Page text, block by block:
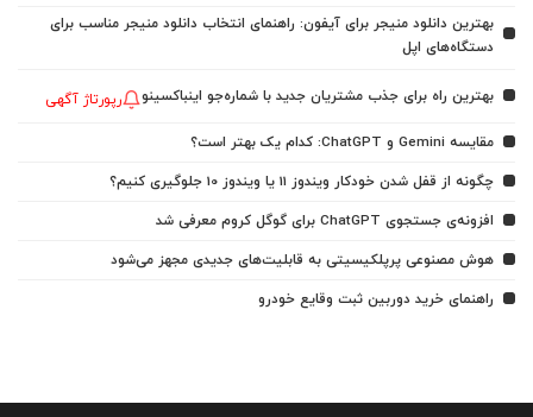
بهترین دانلود منیجر برای آیفون: راهنمای انتخاب دانلود منیجر مناسب برای
دستگاه‌های اپل
بهترین راه برای جذب مشتریان جدید با شماره‌جو اینباکسینو رپورتاژ آگهی
مقایسه Gemini و ChatGPT: کدام یک بهتر است؟
چگونه از قفل شدن خودکار ویندوز 11 یا ویندوز 10 جلوگیری کنیم؟
افزونه‌ی جستجوی ChatGPT برای گوگل کروم معرفی شد
هوش مصنوعی پرپلکیسیتی به قابلیت‌های جدیدی مجهز می‌شود
راهنمای خرید دوربین ثبت وقایع خودرو